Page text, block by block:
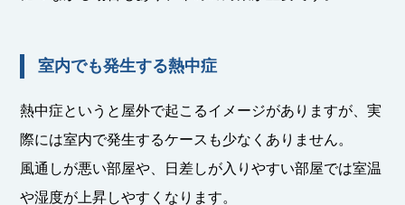
室内でも発生する熱中症
熱中症というと屋外で起こるイメージがありますが、実
際には室内で発生するケースも少なくありません。
風通しが悪い部屋や、日差しが入りやすい部屋では室温
や湿度が上昇しやすくなります。